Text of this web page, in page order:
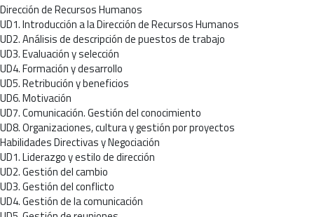
Dirección de Recursos Humanos
UD1. Introducción a la Dirección de Recursos Humanos
UD2. Análisis de descripción de puestos de trabajo
UD3. Evaluación y selección
UD4. Formación y desarrollo
UD5. Retribución y beneficios
UD6. Motivación
UD7. Comunicación. Gestión del conocimiento
UD8. Organizaciones, cultura y gestión por proyectos
Habilidades Directivas y Negociación
UD1. Liderazgo y estilo de dirección
UD2. Gestión del cambio
UD3. Gestión del conflicto
UD4. Gestión de la comunicación